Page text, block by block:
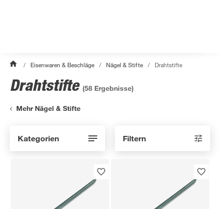
/ Eisenwaren & Beschläge / Nägel & Stifte / Drahtstifte
Drahtstifte (58 Ergebnisse)
Mehr Nägel & Stifte
Kategorien Filtern